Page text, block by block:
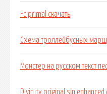
Fc primal скачать
Схема троллейбусных
Монстер на русском текст
Divinity original sin enhanced